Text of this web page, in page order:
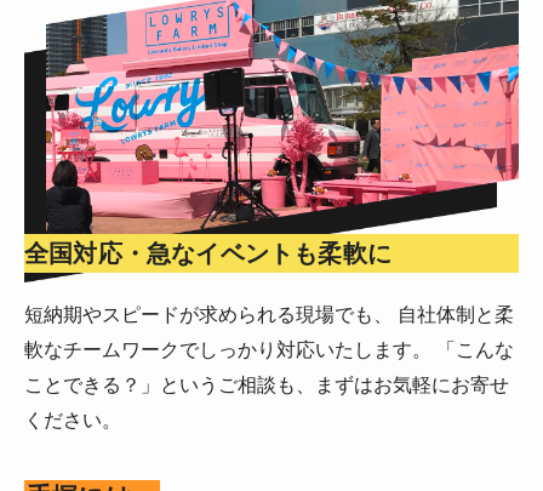
全国対応・急なイベントも柔軟に
短納期やスピードが求められる現場でも、 自社体制と柔
軟なチームワークでしっかり対応いたします。 「こんな
ことできる？」というご相談も、まずはお気軽にお寄せ
ください。